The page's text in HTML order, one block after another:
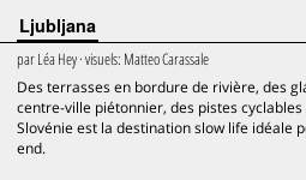
Ljubljana
parLéa Hey· visuels: Matteo Carassale
Des terrasses en bordure de rivière, des
centre-ville piétonnier, des pistes
Slovénie est la destination slow life idéale
end.